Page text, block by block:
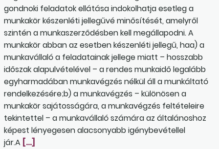
gondnoki feladatok ellátása indokolhatja esetleg a
munkakör készenléti jellegűvé minősítését, amelyről
szintén a munkaszerződésben kell megállapodni. A
munkakör abban az esetben készenléti jellegű, haa) a
munkavállaló a feladatainak jellege miatt – hosszabb
időszak alapulvételével – a rendes munkaidő legalább
egyharmadában munkavégzés nélkül áll a munkáltató
rendelkezésére;b) a munkavégzés – különösen a
munkakör sajátosságára, a munkavégzés feltételeire
tekintettel – a munkavállaló számára az általánoshoz
képest lényegesen alacsonyabb igénybevétellel
jár.A […]